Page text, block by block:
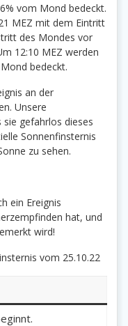
vom Mond bedeckt.
MEZ mit dem Eintritt
des Mondes vor
12:10 MEZ werden
bedeckt.
an der
Unsere
gefahrlos dieses
Sonnenfinsternis
zu sehen.
ein Ereignis
hat, und
wird!
vom 25.10.22